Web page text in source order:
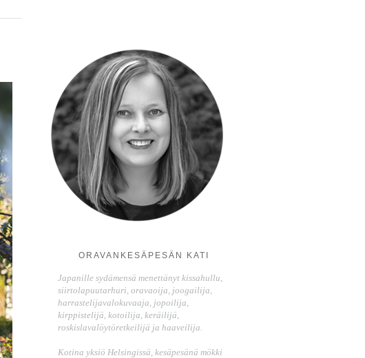
ORAVANKESÄPESÄN KATI
Japanille sydämensä menettänyt kissahullu,
siirtolapuutarhuri, oravaoija, joogailija,
harrastelijavalokuvaaja, jopoilija,
kirppistelijä, kotoilija, keräilijä,
roskislavalöytöretkeilijä ja haaveilija.
Kotina yksiö Helsingissä, kesäpesänä mökki